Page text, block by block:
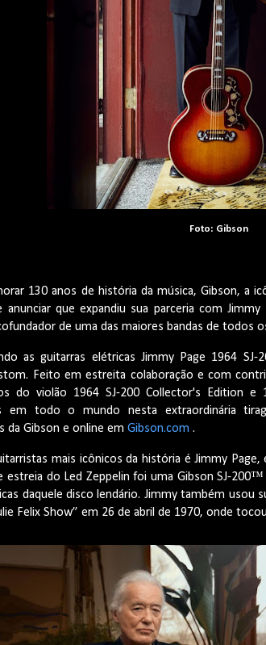
Foto: Gibson
130 anos de história da música, Gibson, a
anunciar que expandiu sua parceria com
de uma das maiores bandas de todos
as guitarras elétricas Jimmy Page 1964
Feito em estreita colaboração e com
do violão 1964 SJ-200 Collector's Edition e
em todo o mundo nesta extraordinária
da Gibson e online em Gibson.com .
mais icônicos da história é Jimmy Page,
estreia do Led Zeppelin foi uma Gibson SJ-
daquele disco lendário. Jimmy também usou
Felix Show” em 26 de abril de 1970, onde